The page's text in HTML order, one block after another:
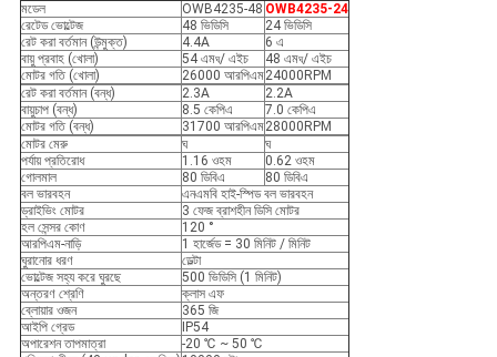
মডেল OWB4235-48 OWB4235-24
রেটেড ভোল্টেজ
48 ভিডিসি
24 ভিডিসি
রেট করা বর্তমান (উন্মুক্ত)
4.4A
6 এ
বায়ু প্রবাহ (খোলা)
54 এমঘ/ এইচ 48 এমঘ/ এইচ
মোটর গতি (খোলা)
26000 আরপিএম24000RPM
রেট করা বর্তমান (বন্ধ)
2.3A
2.2A
বায়ুচাপ (বন্ধ)
8.5 কেপিএ
7.0 কেপিএ
মোটর গতি (বন্ধ)
31700 আরপিএম28000RPM
মোটর মেরু
ঘ
ঘ
পর্যায় প্রতিরোধ
1.16 ওহম
0.62 ওহম
গোলমাল
80 ডিবিএ
80 ডিবিএ
বল ভারবহন
এনএমবি হাই-স্পিড বল ভারবহন
ড্রাইভিং মোটর
3 ফেজ ব্রাশহীন ডিসি মোটর
হল সেন্সর কোণ
120 °
আরপিএম-নাড়ি
1 হার্জেড = 30 মিনিট / মিনিট
ঘুরানোর ধরণ
ডেল্টা
ভোল্টেজ সহ্য করে ঘুরছে
500 ভিডিসি (1 মিনিট)
অন্তরণ শ্রেণি
ক্লাস এফ
ব্লোয়ার ওজন
365 জি
আইপি গ্রেড
IP54
অপারেশন তাপমাত্রা
-20 ℃ ~ 50 ℃